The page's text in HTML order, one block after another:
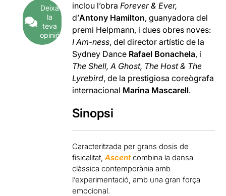
Deixa
la
teva
opinió
inclou l’obraForever &Ever,
d’Antony Hamilton, guanyadora del
premi Helpmann, i dues obres noves:
I Am-ness, del director artístic de la
Sydney Dance Rafael Bonachela, i
The Shell, A Ghost, The Host & The
Lyrebird, de la prestigiosa coreògrafa
internacional Marina Mascarell.
Sinopsi
Caracteritzada per grans dosis de
fisicalitat,Ascentcombina la dansa
clàssica contemporània amb
l’experimentació, amb una gran força
emocional.